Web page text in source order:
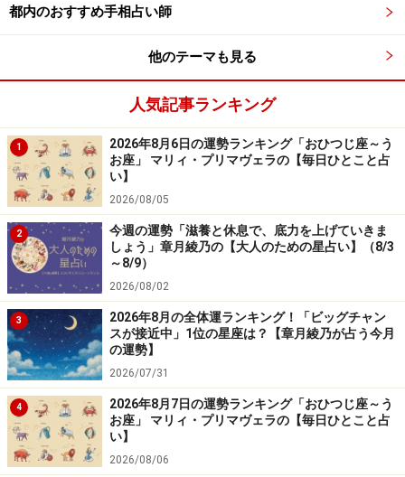
都内のおすすめ手相占い師
他のテーマも見る
人気記事ランキング
1
2026年8月6日の運勢ランキング「おひつじ座～う
お座」 マリィ・プリマヴェラの【毎日ひとこと占
い】
2026/08/05
2
今週の運勢「滋養と休息で、底力を上げていきま
しょう」章月綾乃の【大人のための星占い】（8/3
～8/9）
2026/08/02
3
2026年8月の全体運ランキング！「ビッグチャン
スが接近中」1位の星座は？【章月綾乃が占う今月
の運勢】
2026/07/31
4
2026年8月7日の運勢ランキング「おひつじ座～う
お座」 マリィ・プリマヴェラの【毎日ひとこと占
い】
2026/08/06